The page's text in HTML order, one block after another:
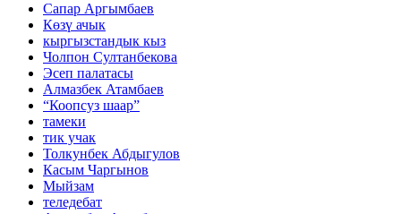
Сапар Аргымбаев
Көзү ачык
кыргызстандык кыз
Чолпон Султанбекова
Эсеп палатасы
Алмазбек Атамбаев
“Коопсуз шаар”
тамеки
тик учак
Толкунбек Абдыгулов
Касым Чаргынов
Мыйзам
теледебат